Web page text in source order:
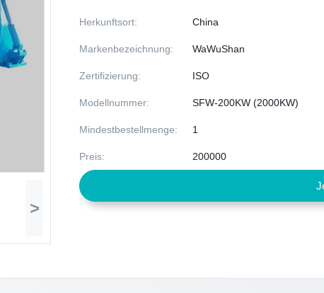
>
Herkunftsort: China
Markenbezeichnung: WaWuShan
Zertifizierung: ISO
Modellnummer: SFW-200KW (2000KW)
Mindestbestellmenge: 1
Preis: 200000